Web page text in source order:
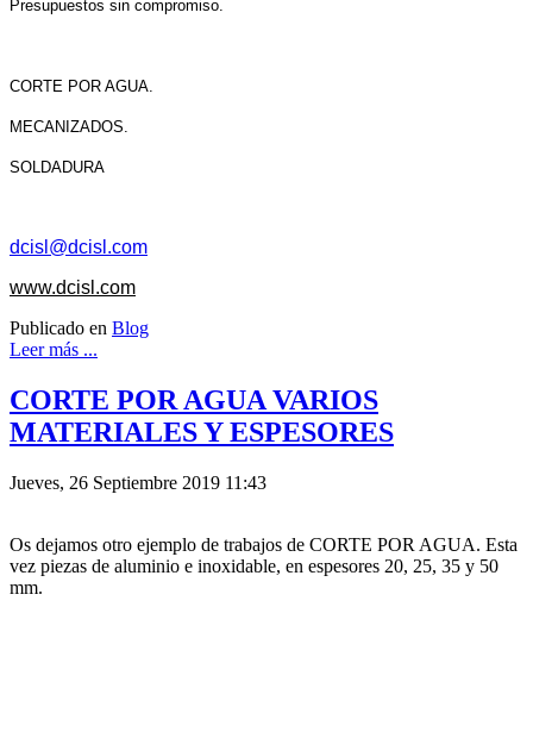
Presupuestos sin compromiso.
CORTE POR AGUA.
MECANIZADOS.
SOLDADURA
dcisl@dcisl.com
www.dcisl.com
Publicado en Blog
Leer más ...
CORTE POR AGUA VARIOS
MATERIALES Y ESPESORES
Jueves, 26 Septiembre 2019 11:43
Os dejamos otro ejemplo de trabajos de CORTE POR AGUA. Esta
vez piezas de aluminio e inoxidable, en espesores 20, 25, 35 y 50
mm.